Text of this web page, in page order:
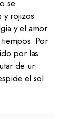
se
y rojizos.
y el amor
Por
por las
de un
el sol